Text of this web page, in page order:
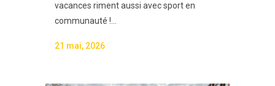
vacances riment aussi avec sport en
communauté !...
21 mai, 2026